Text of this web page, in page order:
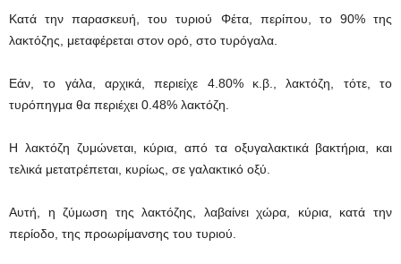
Κατά την παρασκευή, του τυριού Φέτα, περίπου, το 90% της
λακτόζης, μεταφέρεται στον ορό, στο τυρόγαλα.
Εάν, το γάλα, αρχικά, περιείχε 4.80% κ.β., λακτόζη, τότε, το
τυρόπηγμα θα περιέχει 0.48% λακτόζη.
Η λακτόζη ζυμώνεται, κύρια, από τα οξυγαλακτικά βακτήρια, και
τελικά μετατρέπεται, κυρίως, σε γαλακτικό οξύ.
Αυτή, η ζύμωση της λακτόζης, λαβαίνει χώρα, κύρια, κατά την
περίοδο, της προωρίμανσης του τυριού.